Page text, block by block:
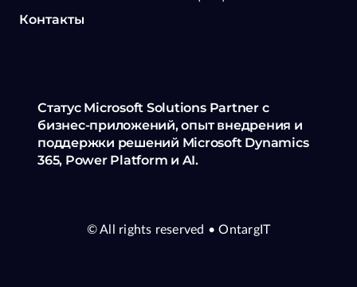
Контакты
Статус Microsoft Solutions Partner с
бизнес-приложений, опыт внедрения и
поддержки решений Microsoft Dynamics
365, Power Platform и AI.
© All rights reserved • OntargIT